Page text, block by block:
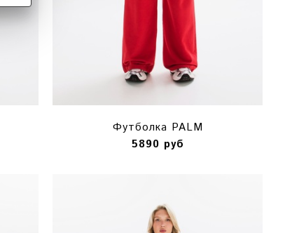
Футболка PALM
5890 руб